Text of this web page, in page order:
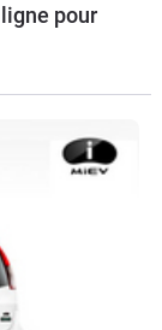
pour